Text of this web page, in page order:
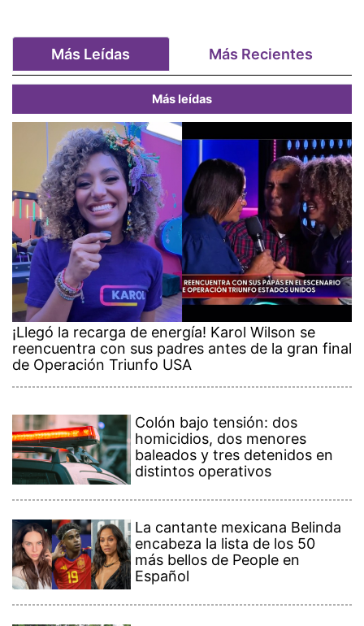
Más Leídas Más Recientes
Más leídas
¡Llegó la recarga de energía! Karol Wilson se
reencuentra con sus padres antes de la gran final
de Operación Triunfo USA
Colón bajo tensión: dos
homicidios, dos menores
baleados y tres detenidos en
distintos operativos
La cantante mexicana Belinda
encabeza la lista de los 50
más bellos de People en
Español